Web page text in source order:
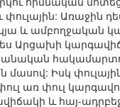
Առաջին
և ամբողջական
Արցախի
մասով: Իսկ
առ փուլ
և հայ-